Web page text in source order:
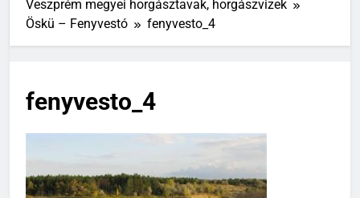
Veszprém megyei horgásztavak, horgászvizek
Öskü – Fenyvestó
fenyvesto_4
fenyvesto_4